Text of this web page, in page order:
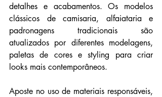
detalhes e acabamentos. Os modelos
clássicos de camisaria, alfaiataria e
padronagens tradicionais são
atualizados por diferentes modelagens,
paletas de cores e styling para criar
looks mais contemporâneos.
Aposte no uso de materiais responsáveis,